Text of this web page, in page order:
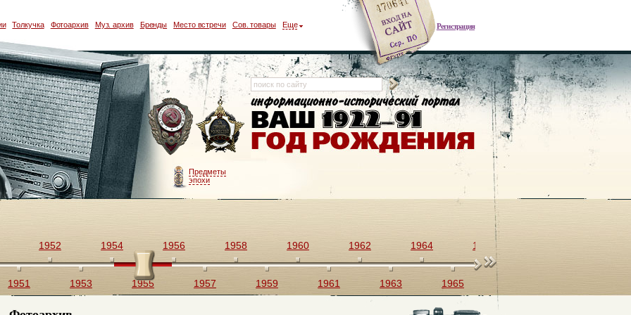
Регистрация
Толкучка Фотоархив Муз. архив Бренды Место встречи Сов. товары Еще
Предметы
эпохи
1951
1952
1953
1954
1955
1956
1957
1958
1959
1960
1961
1962
1963
1964
1965
1966